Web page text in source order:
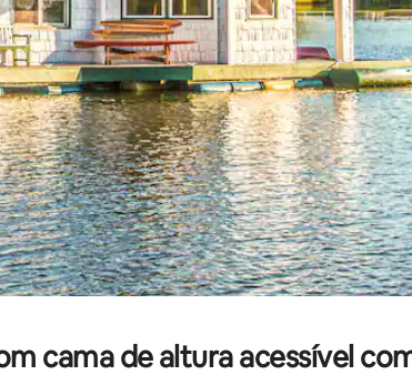
cama de altura acessível